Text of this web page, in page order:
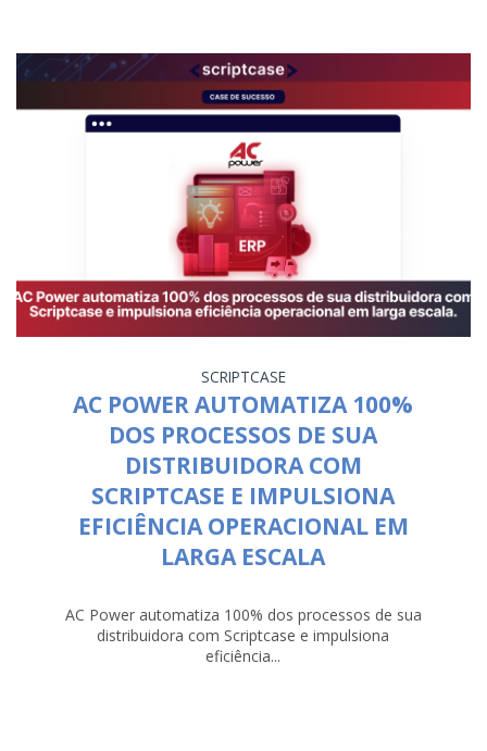
SCRIPTCASE
AC POWER AUTOMATIZA 100%
DOS PROCESSOS DE SUA
DISTRIBUIDORA COM
SCRIPTCASE E IMPULSIONA
EFICIÊNCIA OPERACIONAL EM
LARGA ESCALA
AC Power automatiza 100% dos processos de sua
distribuidora com Scriptcase e impulsiona
eficiência...